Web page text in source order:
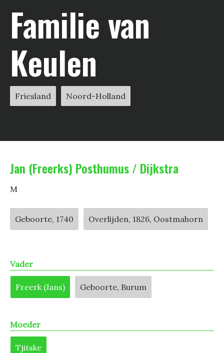
Familie van
Keulen
Friesland Noord-Holland
Jan (Freerks) Posthumus / Dijkstra
M
Geboorte, 1740 Overlijden, 1826, Oostmahorn
Vader
Freerk (Jans) Geboorte, Burum
Moeder
Tjitske